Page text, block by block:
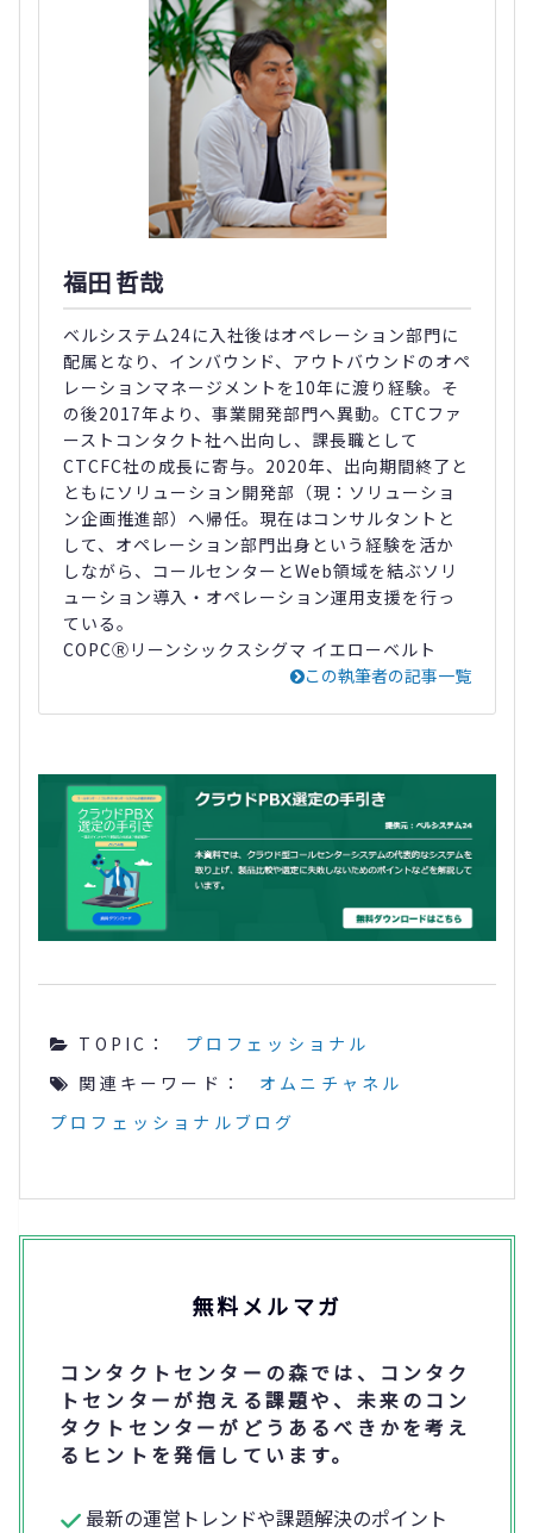
福田 哲哉
ベルシステム24に入社後はオペレーション部門に
配属となり、インバウンド、アウトバウンドのオペ
レーションマネージメントを10年に渡り経験。そ
の後2017年より、事業開発部門へ異動。CTCファ
ーストコンタクト社へ出向し、課長職として
CTCFC社の成長に寄与。2020年、出向期間終了と
ともにソリューション開発部（現：ソリューショ
ン企画推進部）へ帰任。現在はコンサルタントと
して、オペレーション部門出身という経験を活か
しながら、コールセンターとWeb領域を結ぶソリ
ューション導入・オペレーション運用支援を行っ
ている。
COPCⓇリーンシックスシグマ イエローベルト
この執筆者の記事一覧
TOPIC：
プロフェッショナル
関連キーワード：
オムニチャネル
プロフェッショナルブログ
無料メルマガ
コンタクトセンターの森では、コンタク
トセンターが抱える課題や、未来のコン
タクトセンターがどうあるべきかを考え
るヒントを発信しています。
最新の運営トレンドや課題解決のポイント